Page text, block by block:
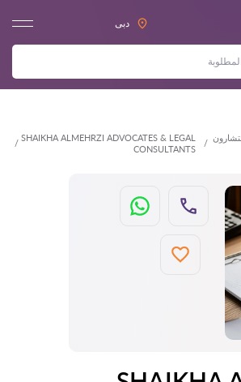
دبى
SHAIKHA ALMEHRZI ADVOCATES & LEGAL
CONSULTANTS
العودة